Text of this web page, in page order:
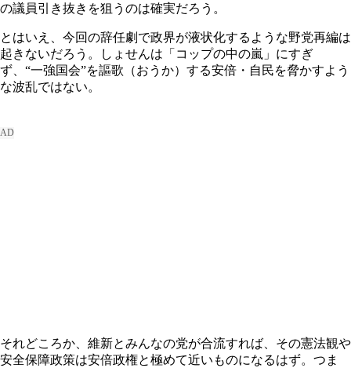
の議員引き抜きを狙うのは確実だろう。
とはいえ、今回の辞任劇で政界が液状化するような野党再編は
起きないだろう。しょせんは「コップの中の嵐」にすぎ
ず、“一強国会”を謳歌（おうか）する安倍・自民を脅かすよう
な波乱ではない。
それどころか、維新とみんなの党が合流すれば、その憲法観や
安全保障政策は安倍政権と極めて近いものになるはず。つま